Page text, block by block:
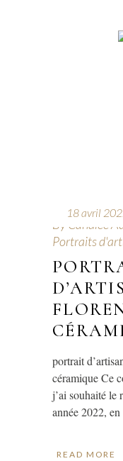
18 avril
By Candice
Portraits
portrait
céramique Ce
j’ai souhaité le
année 2022,
READ MORE